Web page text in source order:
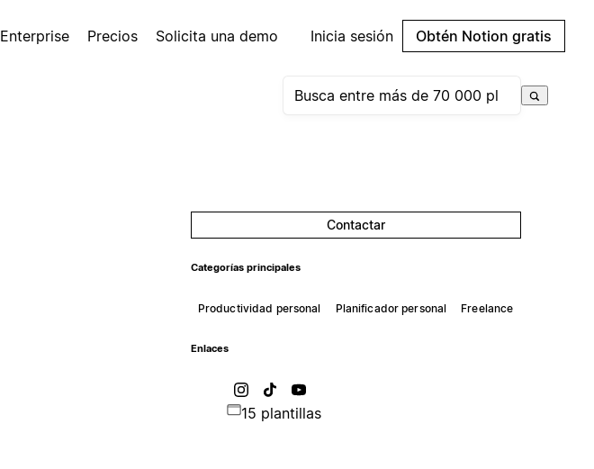
Enterprise Precios Solicita una demo Inicia sesión Obtén Notion gratis
Contactar
Categorías principales
Productividad personal Planificador personal Freelance
Enlaces
15 plantillas